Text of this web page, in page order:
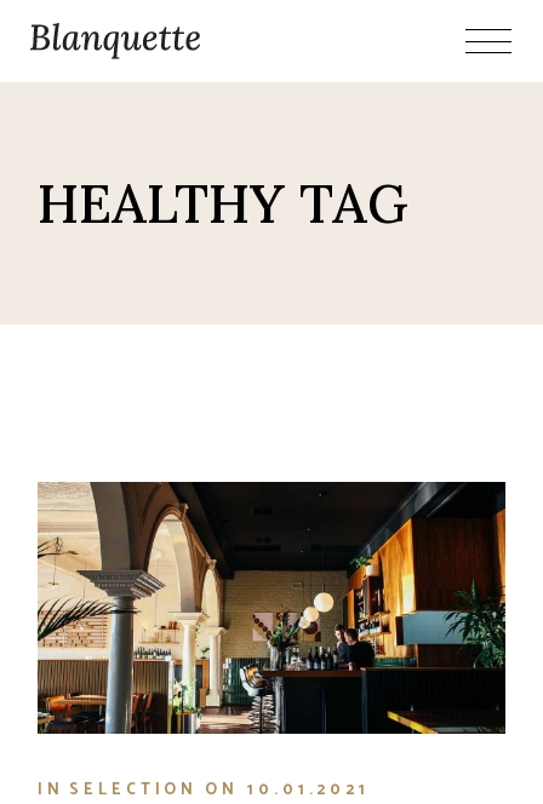
HEALTHY TAG
IN SELECTION ON 10.01.2021